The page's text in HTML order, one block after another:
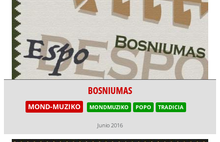
BOSNIUMAS
MOND-MUZIKO MONDMUZIKO POPO TRADICIA
Junio 2016